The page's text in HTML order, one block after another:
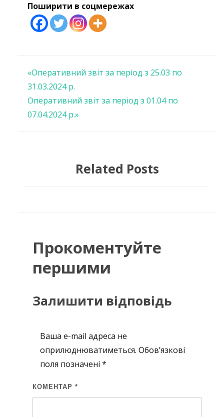
Поширити в соцмережах
Навігація
записів
«Оперативний звіт за період з 25.03 по
31.03.2024 р.
Оперативний звіт за період з 01.04 по
07.04.2024 р.»
Related Posts
Прокоментуйте
першими
Залишити відповідь
Ваша e-mail адреса не
оприлюднюватиметься. Обов’язкові
поля позначені *
КОМЕНТАР *